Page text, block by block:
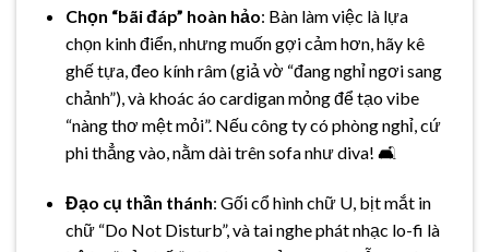
Chọn “bãi đáp” hoàn hảo: Bàn làm việc là lựa
chọn kinh điển, nhưng muốn gợi cảm hơn, hãy kê
ghế tựa, đeo kính râm (giả vờ “đang nghỉ ngơi sang
chảnh”), và khoác áo cardigan mỏng để tạo vibe
“nàng thơ mệt mỏi”. Nếu công ty có phòng nghỉ, cứ
phi thẳng vào, nằm dài trên sofa như diva! 🛋️
Đạo cụ thần thánh: Gối cổ hình chữ U, bịt mắt in
chữ “Do Not Disturb”, và tai nghe phát nhạc lo-fi là